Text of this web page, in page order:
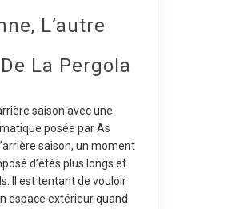
L’autre
La Pergola
saison avec une
posée par As
saison, un moment
d’étés plus longs et
Il est tentant de vouloir
espace extérieur quand